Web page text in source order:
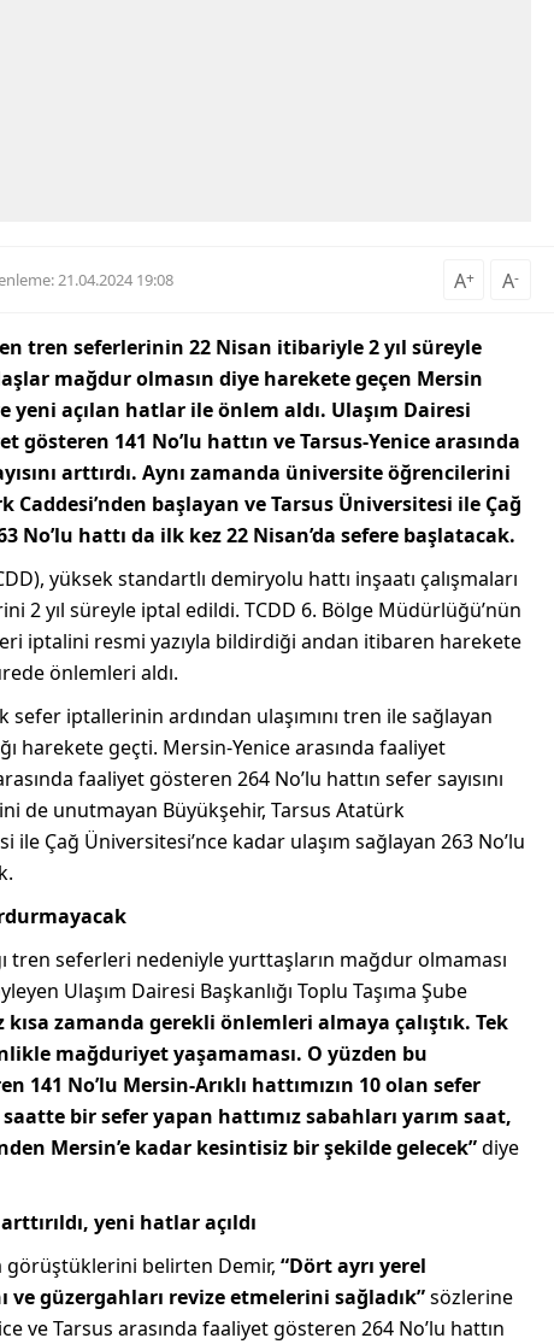
21.04.2024 19:08 A+ A-
tren seferlerinin 22 Nisan itibariyle 2 yıl süreyle
mağdur olmasın diye harekete geçen Mersin
yeni açılan hatlar ile önlem aldı. Ulaşım Dairesi
gösteren 141 No’lu hattın ve Tarsus-Yenice arasında
arttırdı. Aynı zamanda üniversite öğrencilerini
başlayan ve Tarsus Üniversitesi ile Çağ
No’lu hattı da ilk kez 22 Nisan’da sefere başlatacak.
yüksek standartlı demiryolu hattı inşaatı çalışmaları
2 yıl süreyle iptal edildi. TCDD 6. Bölge Müdürlüğü’nün
iptalini resmi yazıyla bildirdiği andan itibaren harekete
önlemleri aldı.
iptallerinin ardından ulaşımını tren ile sağlayan
harekete geçti. Mersin-Yenice arasında faaliyet
faaliyet gösteren 264 No’lu hattın sefer sayısını
de unutmayan Büyükşehir, Tarsus Atatürk
ile Çağ Üniversitesi’nce kadar ulaşım sağlayan 263 No’lu
tren seferleri nedeniyle yurttaşların mağdur olmaması
Ulaşım Dairesi Başkanlığı Toplu Taşıma Şube
zamanda gerekli önlemleri almaya çalıştık. Tek
mağduriyet yaşamaması. O yüzden bu
No’lu Mersin-Arıklı hattımızın 10 olan sefer
saatte bir sefer yapan hattımız sabahları yarım saat,
Mersin’e kadar kesintisiz bir şekilde gelecek”diye
yeni hatlar açıldı
belirten Demir, “Dört ayrı yerel
ve güzergahları revize etmelerini sağladık”sözlerine
ve Tarsus arasında faaliyet gösteren 264 No’lu hattın